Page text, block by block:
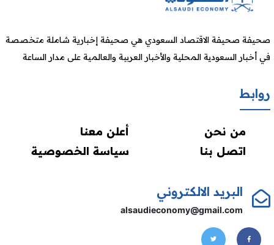
صحيفة صحيفة الاقتصاد السعودي هي صحيفة إخبارية شاملة متخصصة
في أخبار السعودية المحلية والأخبار العربية والعالمية على مدار الساعة
روابط
من نحن
أعلن معنا
اتصل بنا
سياسة الخصوصية
البريد الالكتروني
alsaudieconomy@gmail.com